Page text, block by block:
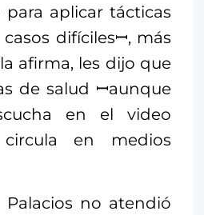
aplicar tácticas
difícilesꟷ, más
afirma, les dijo que
de salud ꟷaunque
en el video
en medios
no atendió